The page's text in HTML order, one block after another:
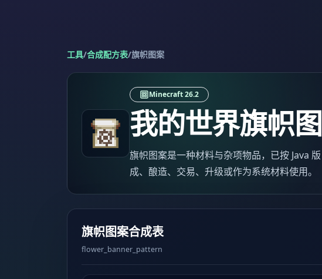
工具/合成配方表/旗帜图案
Minecraft 26.2
我的世界旗帜
旗帜图案是一种材料与杂项物品，已按 Java
成、酿造、交易、升级或作为系统材料使用。
旗帜图案合成表
flower_banner_pattern